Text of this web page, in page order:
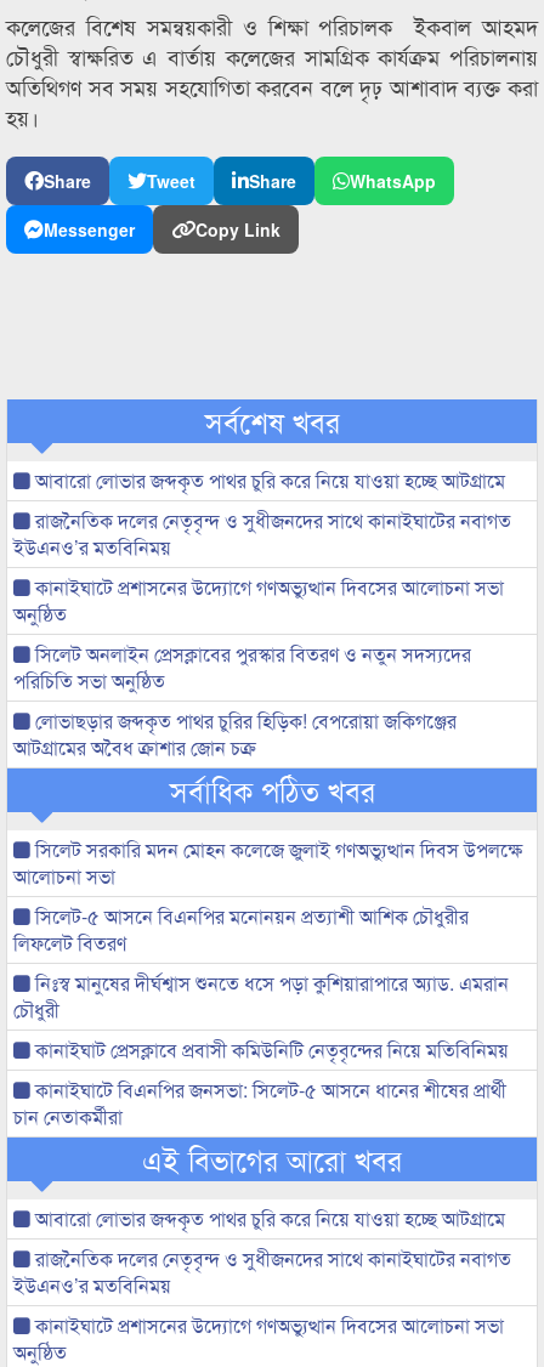
কলেজের বিশেষ সমন্বয়কারী ও শিক্ষা পরিচালক ইকবাল আহমদ
চৌধুরী স্বাক্ষরিত এ বার্তায় কলেজের সামগ্রিক কার্যক্রম পরিচালনায়
অতিথিগণ সব সময় সহযোগিতা করবেন বলে দৃঢ় আশাবাদ ব্যক্ত করা
হয়।
Share Tweet Share
WhatsApp
Messenger
Copy Link
সর্বশেষ খবর
আবারো লোভার জব্দকৃত পাথর চুরি করে নিয়ে যাওয়া হচ্ছে আটগ্রামে
রাজনৈতিক দলের নেতৃবৃন্দ ও সুধীজনদের সাথে কানাইঘাটের নবাগত
ইউএনও’র মতবিনিময়
কানাইঘাটে প্রশাসনের উদ্যোগে গণঅভ্যুত্থান দিবসের আলোচনা সভা
অনুষ্ঠিত
সিলেট অনলাইন প্রেসক্লাবের পুরস্কার বিতরণ ও নতুন সদস্যদের
পরিচিতি সভা অনুষ্ঠিত
লোভাছড়ার জব্দকৃত পাথর চুরির হিড়িক! বেপরোয়া জকিগঞ্জের
আটগ্রামের অবৈধ ক্রাশার জোন চক্র
সর্বাধিক পঠিত খবর
সিলেট সরকারি মদন মোহন কলেজে জুলাই গণঅভ্যুত্থান দিবস উপলক্ষে
আলোচনা সভা
সিলেট-৫ আসনে বিএনপির মনোনয়ন প্রত্যাশী আশিক চৌধুরীর
লিফলেট বিতরণ
নিঃস্ব মানুষের দীর্ঘশ্বাস শুনতে ধসে পড়া কুশিয়ারাপারে অ্যাড. এমরান
চৌধুরী
কানাইঘাট প্রেসক্লাবে প্রবাসী কমিউনিটি নেতৃবৃন্দের নিয়ে মতিবিনিময়
কানাইঘাটে বিএনপির জনসভা: সিলেট-৫ আসনে ধানের শীষের প্রার্থী
চান নেতাকর্মীরা
এই বিভাগের আরো খবর
আবারো লোভার জব্দকৃত পাথর চুরি করে নিয়ে যাওয়া হচ্ছে আটগ্রামে
রাজনৈতিক দলের নেতৃবৃন্দ ও সুধীজনদের সাথে কানাইঘাটের নবাগত
ইউএনও’র মতবিনিময়
কানাইঘাটে প্রশাসনের উদ্যোগে গণঅভ্যুত্থান দিবসের আলোচনা সভা
অনুষ্ঠিত